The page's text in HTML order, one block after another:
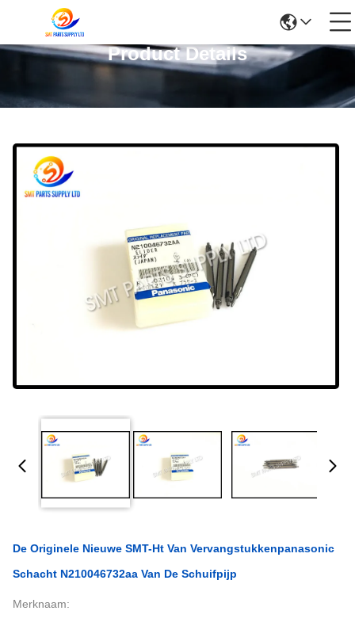
Product Details
De Originele Nieuwe SMT-Ht Van Vervangstukkenpanasonic
Schacht N210046732aa Van De Schuifpijp
Merknaam: